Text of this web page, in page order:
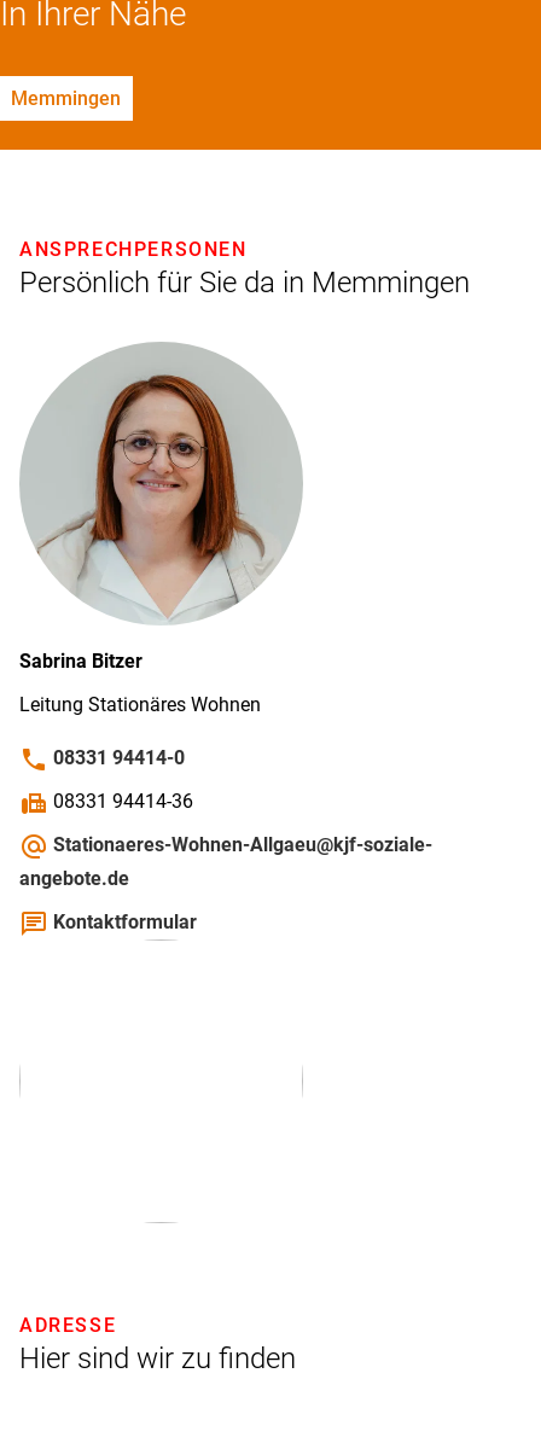
In Ihrer Nähe
Memmingen
Persönlich für Sie da in Memmingen
ANSPRECHPERSONEN
Sabrina Bitzer
Leitung Stationäres Wohnen
phone 08331 94414-0
fax 08331 94414-36
alternate_email Stationaeres-Wohnen-Allgaeu@kjf-soziale-
angebote.de
chat Kontaktformular
Hier sind wir zu finden
ADRESSE